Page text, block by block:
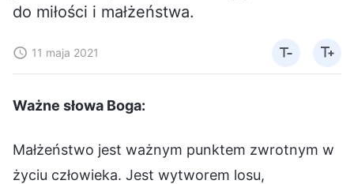
do miłości i małżeństwa.
11 maja 2021
Ważne słowa Boga:
Małżeństwo jest ważnym punktem zwrotnym w
życiu człowieka. Jest wytworem losu,